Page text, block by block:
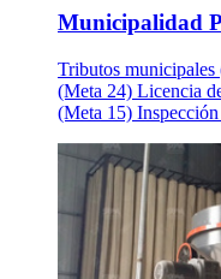
Municipalidad
Tributos
(Meta 24) Licencia
(Meta 15)